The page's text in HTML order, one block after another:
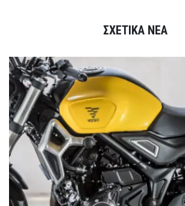
ΣΧΕΤΙΚΑ ΝΕΑ